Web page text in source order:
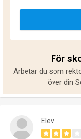
För
Arbetar du som
över din
Elev